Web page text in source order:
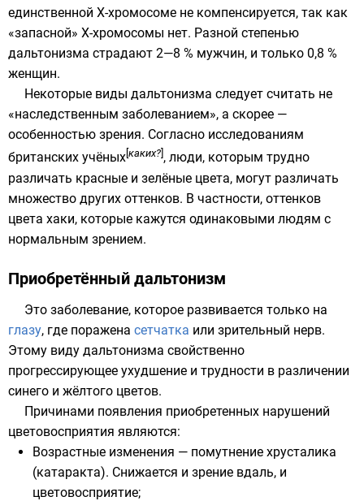
единственной X-хромосоме не компенсируется, так как
«запасной» X-хромосомы нет. Разной степенью
дальтонизма страдают 2—8 % мужчин, и только 0,8 %
женщин.
Некоторые виды дальтонизма следует считать не
«наследственным заболеванием», а скорее —
особенностью зрения. Согласно исследованиям
британских учёных каких? , люди, которым трудно
различать красные и зелёные цвета, могут различать
множество других оттенков. В частности, оттенков
цвета хаки, которые кажутся одинаковыми людям с
нормальным зрением.
Приобретённый дальтонизм
Это заболевание, которое развивается только на
глазу, где поражена сетчатка или зрительный нерв.
Этому виду дальтонизма свойственно
прогрессирующее ухудшение и трудности в различении
синего и жёлтого цветов.
Причинами появления приобретенных нарушений
цветовосприятия являются:
Возрастные изменения — помутнение хрусталика
(катаракта). Снижается и зрение вдаль, и
цветовосприятие;